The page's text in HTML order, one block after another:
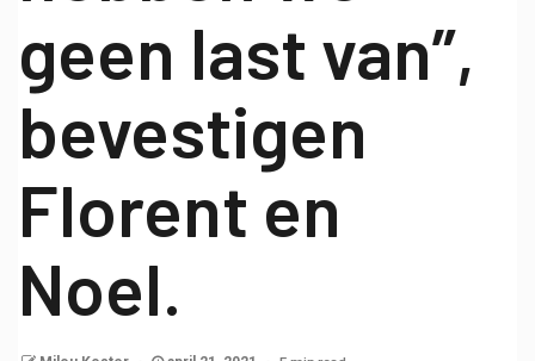
geen last van”,
bevestigen
Florent en
Noel.